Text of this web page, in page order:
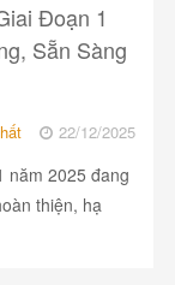
Đoạn 1
Sẵn Sàng
22/12/2025
năm 2025 đang
thiện, hạ